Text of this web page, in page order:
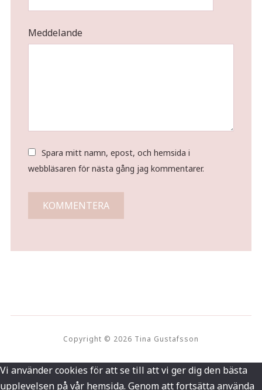
Meddelande
Spara mitt namn, epost, och hemsida i
webbläsaren för nästa gång jag kommentarer.
Copyright © 2026 Tina Gustafsson
Vi använder cookies för att se till att vi ger dig den bästa
upplevelsen på vår hemsida. Genom att fortsätta använda